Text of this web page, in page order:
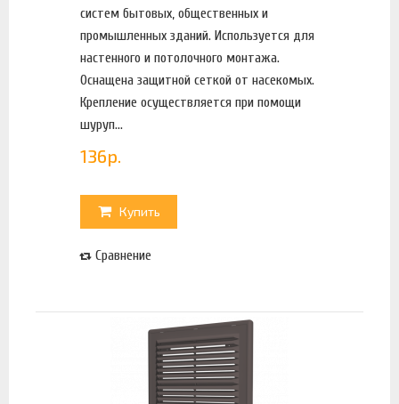
систем бытовых, общественных и
промышленных зданий. Используется для
настенного и потолочного монтажа.
Оснащена защитной сеткой от насекомых.
Крепление осуществляется при помощи
шуруп...
136р.
Купить
Сравнение